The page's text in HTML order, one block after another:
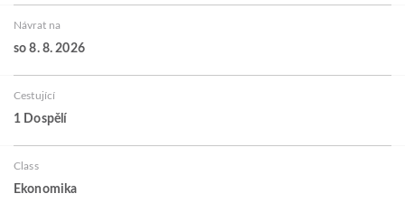
Návrat na
so 8. 8. 2026
Cestující
1 Dospělí
Class
Ekonomika